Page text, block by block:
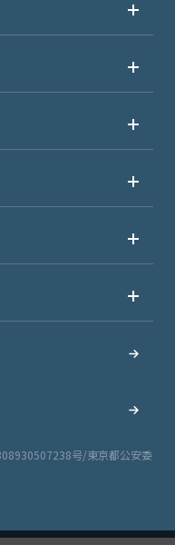
号/東京都公安委